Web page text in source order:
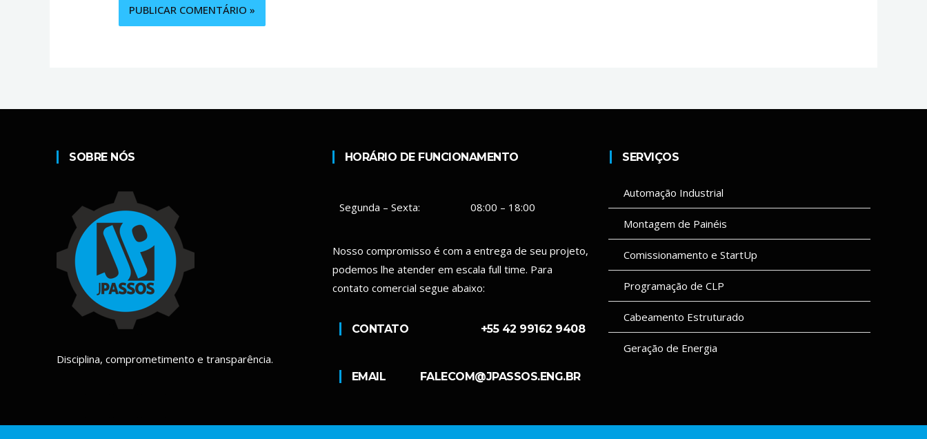
SOBRE NÓS
Disciplina, comprometimento e transparência.
HORÁRIO DE FUNCIONAMENTO
Segunda – Sexta: 08:00 – 18:00
Nosso compromisso é com a entrega de seu projeto,
podemos lhe atender em escala full time. Para
contato comercial segue abaixo:
CONTATO +55 42 99162 9408
EMAIL FALECOM@JPASSOS.ENG.BR
SERVIÇOS
Automação Industrial
Montagem de Painéis
Comissionamento e StartUp
Programação de CLP
Cabeamento Estruturado
Geração de Energia